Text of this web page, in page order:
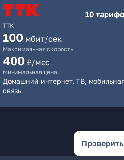
ТТК
10
100 мбит/сек
Максимальная скорость
400 ₽/мес
Минимальная цена
Домашний интернет, ТВ, мобильная
связь